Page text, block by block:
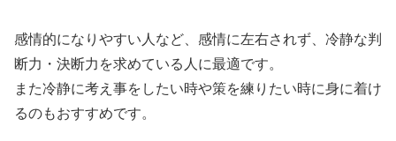
感情的になりやすい人など、感情に左右されず、冷静な判
断力・決断力を求めている人に最適です。
また冷静に考え事をしたい時や策を練りたい時に身に着け
るのもおすすめです。